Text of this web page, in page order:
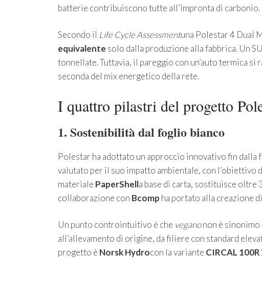
batterie contribuiscono tutte all’impronta di carbonio.
Secondo il Life Cycle Assessmentuna Polestar 4 Dual
equivalente solo dalla produzione alla fabbrica. Un
tonnellate. Tuttavia, il pareggio con un’auto termica
seconda del mix energetico della rete.
I quattro pilastri del progetto
1. Sostenibilità dal foglio bianco
Polestar ha adottato un approccio innovativo fin
valutato per il suo impatto ambientale, con
materiale PaperShella base di carta, sostituisce
collaborazione con Bcomp ha portato alla creazione
Un punto controintuitivo è che veganonon è sinonimo
all’allevamento di origine, da filiere con standard
progetto è Norsk Hydrocon la variante CIRCAL 100R